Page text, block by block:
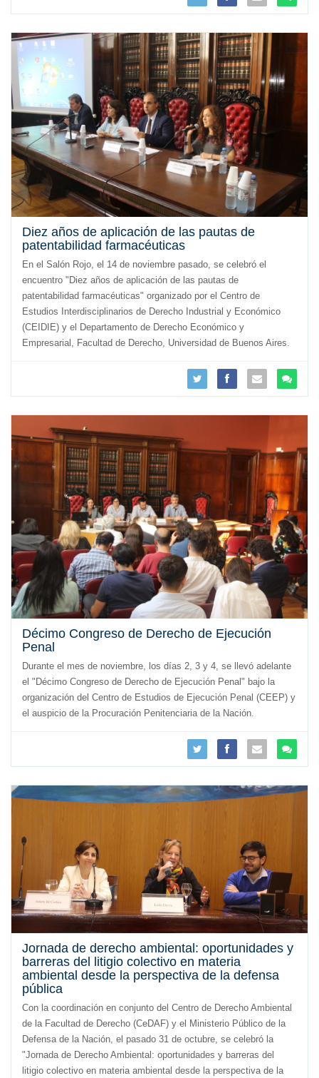
Diez años de aplicación de las pautas de
patentabilidad farmacéuticas
En el Salón Rojo, el 14 de noviembre pasado, se celebró el
encuentro "Diez años de aplicación de las pautas de
patentabilidad farmacéuticas" organizado por el Centro de
Estudios Interdisciplinarios de Derecho Industrial y Económico
(CEIDIE) y el Departamento de Derecho Económico y
Empresarial, Facultad de Derecho, Universidad de Buenos Aires.
Décimo Congreso de Derecho de Ejecución
Penal
Durante el mes de noviembre, los días 2, 3 y 4, se llevó adelante
el "Décimo Congreso de Derecho de Ejecución Penal" bajo la
organización del Centro de Estudios de Ejecución Penal (CEEP) y
el auspicio de la Procuración Penitenciaria de la Nación.
Jornada de derecho ambiental: oportunidades y
barreras del litigio colectivo en materia
ambiental desde la perspectiva de la defensa
pública
Con la coordinación en conjunto del Centro de Derecho Ambiental
de la Facultad de Derecho (CeDAF) y el Ministerio Público de la
Defensa de la Nación, el pasado 31 de octubre, se celebró la
"Jornada de Derecho Ambiental: oportunidades y barreras del
litigio colectivo en materia ambiental desde la perspectiva de la